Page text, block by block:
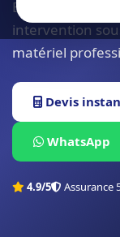
Bienne et
intervention
matériel
Devis
WhatsApp
4.9/5 Assurance